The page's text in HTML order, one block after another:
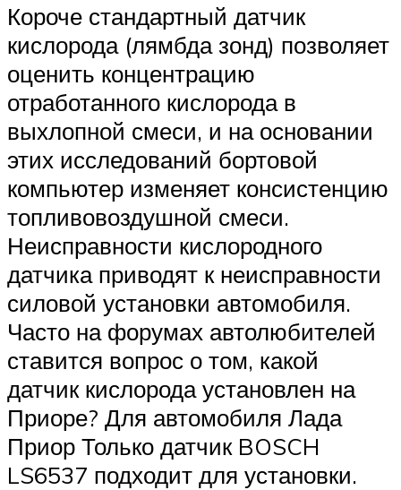
Короче стандартный датчик
кислорода (лямбда зонд) позволяет
оценить концентрацию
отработанного кислорода в
выхлопной смеси, и на основании
этих исследований бортовой
компьютер изменяет консистенцию
топливовоздушной смеси.
Неисправности кислородного
датчика приводят к неисправности
силовой установки автомобиля.
Часто на форумах автолюбителей
ставится вопрос о том, какой
датчик кислорода установлен на
Приоре? Для автомобиля Лада
Приор Только датчик BOSCH
LS6537 подходит для установки.